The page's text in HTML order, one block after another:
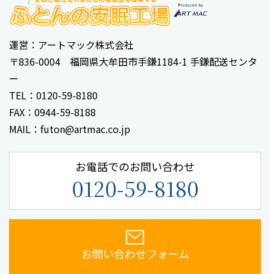
運営：アートマック株式会社
〒836-0004 福岡県大牟田市手鎌1184-1 手鎌配送センタ
ー
TEL：0120-59-8180
FAX：0944-59-8188
MAIL：futon@artmac.co.jp
お電話でのお問い合わせ
0120-59-8180
お問い合わせフォーム